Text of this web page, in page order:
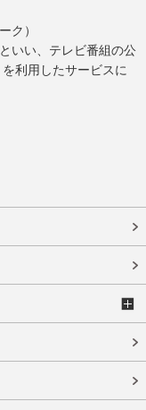
ク）
いい、テレビ番組の公
利用したサービスに